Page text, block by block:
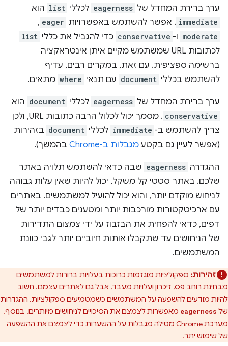
ערך ברירת המחדל של eagerness לכללי list הוא
immediate . אפשר להשתמש באפשרויות eager
,
moderate ו- conservative כדי להגביל את כללי list
לכתובות URL שמשתמש מקיים איתן אינטראקציה
ברשימה ספציפית. עם זאת, במקרים רבים, עדיף
להשתמש בכללי document עם תנאי where מתאים.
ערך ברירת המחדל של eagerness לכללי document הוא
conservative
. מסמך יכול לכלול הרבה כתובות URL, ולכן
צריך להשתמש ב- immediate לכללי document בזהירות
(אפשר לעיין גם בקטע מגבלות ב-Chrome בהמשך).
ההגדרה eagerness שבה כדאי להשתמש תלויה באתר
שלכם. באתר סטטי קל משקל, יכול להיות שאין עלות גבוהה
לניחוש מוקדם יותר, והוא יכול להועיל למשתמשים. באתרים
עם ארכיטקטורות מורכבות יותר ומטענים כבדים יותר של
דפים, כדאי להפחית את הבזבוז על ידי צמצום התדירות
של הניחושים עד שתקבלו אותות חיוביים יותר לגבי כוונת
המשתמשים.
זהירות: ספקולציות מוגזמות כרוכות בעלויות ברורות למשתמשים
מבחינת רוחב פס, זיכרון ועלויות מעבד, אבל גם לאתרים עצמם. חשוב
להיות מודעים להשפעה על המשתמשים כשמטמיעים ספקולציות. ההגדרות
של eagerness מאפשרות לצמצם את הסיכויים לניחושים מיותרים. בנוסף,
מערכת Chrome מטילה
מגבלות על ההשערות כדי לצמצם את ההשפעה
של שימוש יתר.